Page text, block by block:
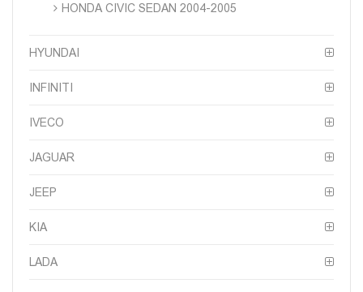
HONDA CIVIC SEDAN 2004-2005
HYUNDAI
INFINITI
IVECO
JAGUAR
JEEP
KIA
LADA